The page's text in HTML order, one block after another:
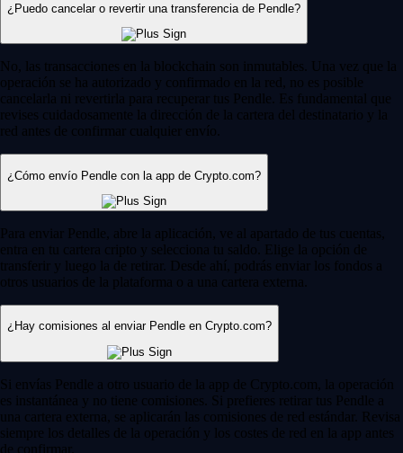
¿Puedo cancelar o revertir una transferencia de Pendle?
No, las transacciones en la blockchain son inmutables. Una vez que la
operación se ha autorizado y confirmado en la red, no es posible
cancelarla ni revertirla para recuperar tus Pendle. Es fundamental que
revises cuidadosamente la dirección de la cartera del destinatario y la
red antes de confirmar cualquier envío.
¿Cómo envío Pendle con la app de Crypto.com?
Para enviar Pendle, abre la aplicación, ve al apartado de tus cuentas,
entra en tu cartera cripto y selecciona tu saldo. Elige la opción de
transferir y luego la de retirar. Desde ahí, podrás enviar los fondos a
otros usuarios de la plataforma o a una cartera externa.
¿Hay comisiones al enviar Pendle en Crypto.com?
Si envías Pendle a otro usuario de la app de Crypto.com, la operación
es instantánea y no tiene comisiones. Si prefieres retirar tus Pendle a
una cartera externa, se aplicarán las comisiones de red estándar. Revisa
siempre los detalles de la operación y los costes de red en la app antes
de confirmar.